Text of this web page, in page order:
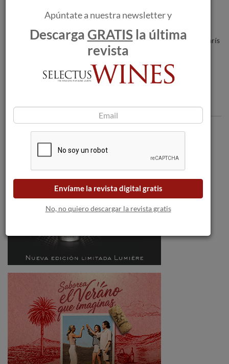
Toro Albalá ha participado en la 40ª
edición de la Word Wine Meetings en París
Comentarios
Apúntate a nuestra newsletter y
DescargaGRATIS la última
revista
Envíame la revista digital gratis
No, no quiero descargar la revista gratis